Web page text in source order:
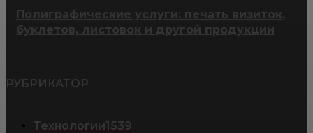
Полиграфические услуги: печать визиток,
буклетов, листовок и другой продукции
РУБРИКАТОР
Технологии1539